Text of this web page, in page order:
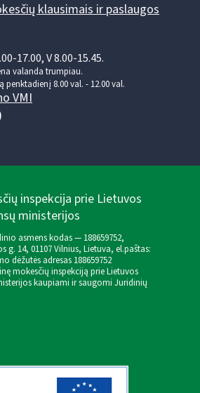
klausimais ir paslaugos
17.00, V 8.00-15.45.
valanda trumpiau.
penktadienį 8.00 val. - 12.00 val.
VMI
inspekcija prie Lietuvos
ministerijos
asmens kodas — 188659752,
g. 14, 01107 Vilnius, Lietuva, el.paštas:
dėžutės adresas 188659752
mokesčių inspekciją prie Lietuvos
kaupiami ir saugomi Juridinių